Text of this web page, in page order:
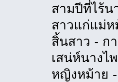
สามปีที่ไร้นา
สาวแก่แม่หม้
สิ้นสาว - กา
เสน่ห์นางไพ
หญิงหม้าย -